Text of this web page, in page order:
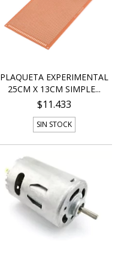
PLAQUETA EXPERIMENTAL
25CM X 13CM SIMPLE...
$11.433
SIN STOCK